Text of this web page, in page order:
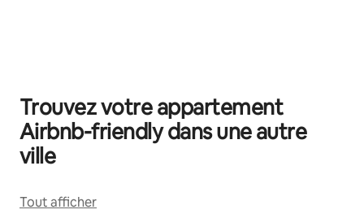
Trouvez votre appartement
Airbnb-friendly dans une autre
ville
Tout afficher